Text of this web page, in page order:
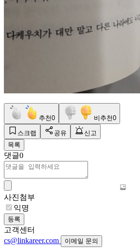
추천0 비추천0
스크랩 공유
신고
목록
댓글0
사진첨부
익명
등록
고객센터
cs@linkareer.com
이메일 문의